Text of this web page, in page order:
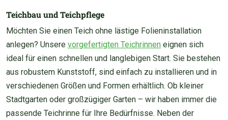
Teichbau und Teichpflege
Möchten Sie einen Teich ohne lästige Folieninstallation
anlegen? Unsere vorgefertigten Teichrinnen eignen sich
ideal für einen schnellen und langlebigen Start. Sie bestehen
aus robustem Kunststoff, sind einfach zu installieren und in
verschiedenen Größen und Formen erhältlich. Ob kleiner
Stadtgarten oder großzügiger Garten – wir haben immer die
passende Teichrinne für Ihre Bedürfnisse. Neben der